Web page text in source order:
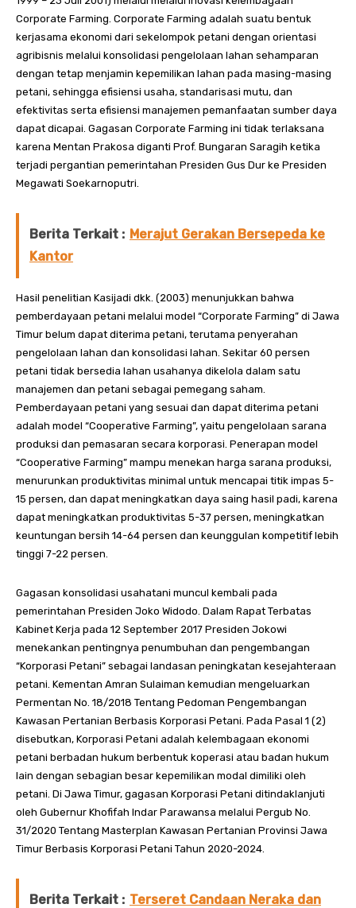
Corporate Farming. Corporate Farming adalah suatu bentuk
kerjasama ekonomi dari sekelompok petani dengan orientasi
agribisnis melalui konsolidasi pengelolaan lahan sehamparan
dengan tetap menjamin kepemilikan lahan pada masing-masing
petani, sehingga efisiensi usaha, standarisasi mutu, dan
efektivitas serta efisiensi manajemen pemanfaatan sumber daya
dapat dicapai. Gagasan Corporate Farming ini tidak terlaksana
karena Mentan Prakosa diganti Prof. Bungaran Saragih ketika
terjadi pergantian pemerintahan Presiden Gus Dur ke Presiden
Megawati Soekarnoputri.
Berita Terkait : Merajut Gerakan Bersepeda ke
Kantor
Hasil penelitian Kasijadi dkk. (2003) menunjukkan bahwa
pemberdayaan petani melalui model “Corporate Farming” di Jawa
Timur belum dapat diterima petani, terutama penyerahan
pengelolaan lahan dan konsolidasi lahan. Sekitar 60 persen
petani tidak bersedia lahan usahanya dikelola dalam satu
manajemen dan petani sebagai pemegang saham.
Pemberdayaan petani yang sesuai dan dapat diterima petani
adalah model “Cooperative Farming”, yaitu pengelolaan sarana
produksi dan pemasaran secara korporasi. Penerapan model
“Cooperative Farming” mampu menekan harga sarana produksi,
menurunkan produktivitas minimal untuk mencapai titik impas 5-
15 persen, dan dapat meningkatkan daya saing hasil padi, karena
dapat meningkatkan produktivitas 5-37 persen, meningkatkan
keuntungan bersih 14-64 persen dan keunggulan kompetitif lebih
tinggi 7-22 persen.
Gagasan konsolidasi usahatani muncul kembali pada
pemerintahan Presiden Joko Widodo. Dalam Rapat Terbatas
Kabinet Kerja pada 12 September 2017 Presiden Jokowi
menekankan pentingnya penumbuhan dan pengembangan
“Korporasi Petani” sebagai landasan peningkatan kesejahteraan
petani. Kementan Amran Sulaiman kemudian mengeluarkan
Permentan No. 18/2018 Tentang Pedoman Pengembangan
Kawasan Pertanian Berbasis Korporasi Petani. Pada Pasal 1 (2)
disebutkan, Korporasi Petani adalah kelembagaan ekonomi
petani berbadan hukum berbentuk koperasi atau badan hukum
lain dengan sebagian besar kepemilikan modal dimiliki oleh
petani. Di Jawa Timur, gagasan Korporasi Petani ditindaklanjuti
oleh Gubernur Khofifah Indar Parawansa melalui Pergub No.
31/2020 Tentang Masterplan Kawasan Pertanian Provinsi Jawa
Timur Berbasis Korporasi Petani Tahun 2020-2024.
Berita Terkait : Terseret Candaan Neraka dan